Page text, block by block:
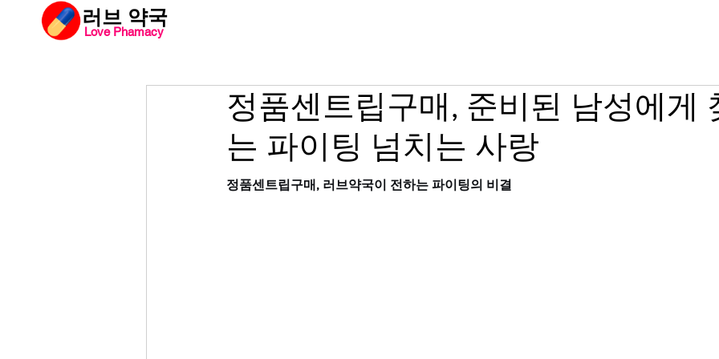
​러브 약국
Love Phamacy
정품센트립구매, 준비된 남성에게
는 파이팅 넘치는 사랑
정품센트립구매, 러브약국이 전하는 파이팅의 비결